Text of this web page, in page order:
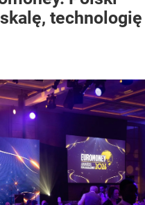
technologię